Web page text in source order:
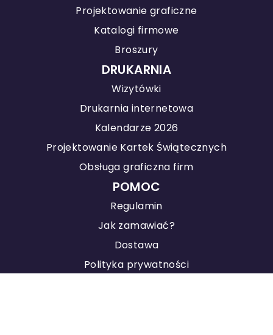
Projektowanie graficzne
Katalogi firmowe
Broszury
DRUKARNIA
Wizytówki
Drukarnia internetowa
Kalendarze 2026
Projektowanie Kartek Świątecznych
Obsługa graficzna firm
POMOC
Regulamin
Jak zamawiać?
Dostawa
Polityka prywatności